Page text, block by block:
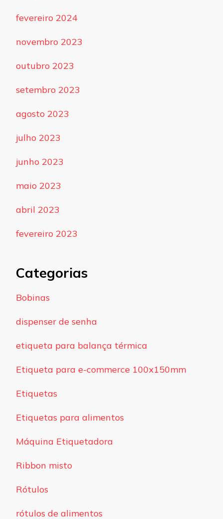
fevereiro 2024
novembro 2023
outubro 2023
setembro 2023
agosto 2023
julho 2023
junho 2023
maio 2023
abril 2023
fevereiro 2023
Categorias
Bobinas
dispenser de senha
etiqueta para balança térmica
Etiqueta para e-commerce 100x150mm
Etiquetas
Etiquetas para alimentos
Máquina Etiquetadora
Ribbon misto
Rótulos
rótulos de alimentos